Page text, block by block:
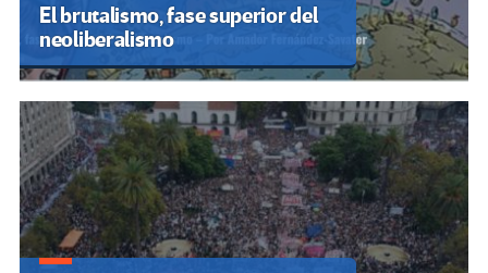
El brutalismo, fase superior del
neoliberalismo